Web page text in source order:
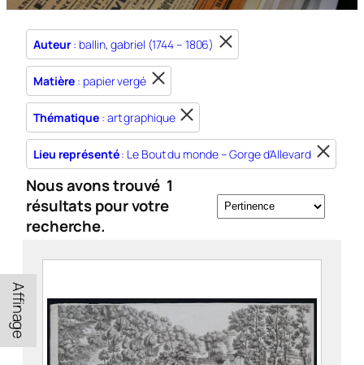
Auteur: ballin, gabriel (1744 – 1806)
Matière : papier vergé
Thématique : art graphique
Lieu représenté: Le Bout du monde – Gorge d'Allevard
Nous avons trouvé 1
résultats pour votre
recherche.
Affinage